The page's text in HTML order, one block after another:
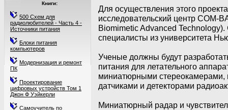
Книги:
500 Схем для
радиолюбителей - Часть 4 -
Источники питания
Блоки питания
компьютеров
Модернизация и ремонт
ПК
Проектирование
цифровых устройств Том 1
Джон Ф Уэйкерли
Самоучитель по
Для осуществления этого
исследовательский центр COM-
Biomimetic Advanced Technology).
специалисты из университета
Ученые должны будут
питания для летательного
миниатюрными
датчиками и детекторами
Миниатюрный радар и